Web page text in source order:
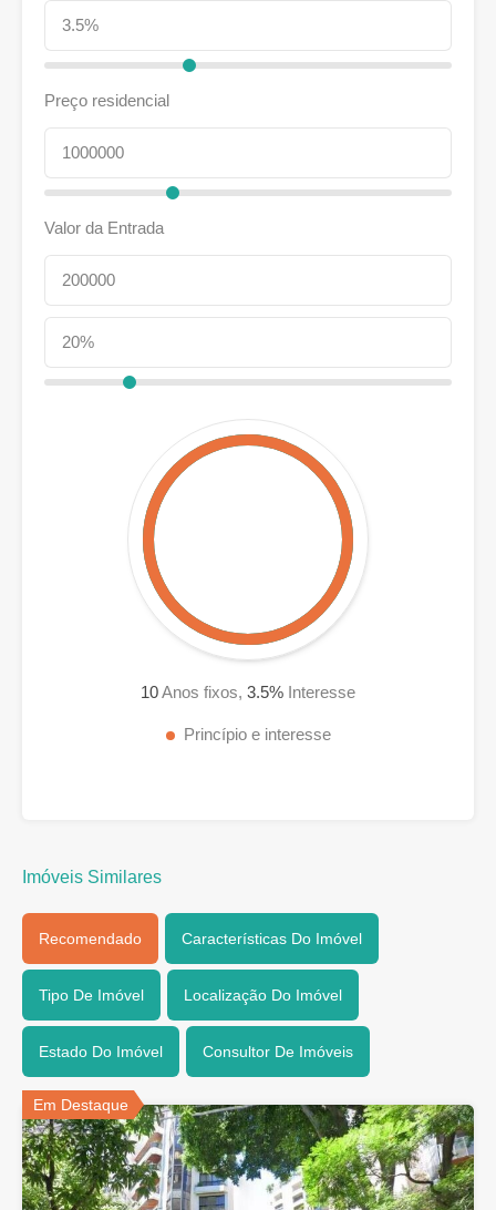
Preço residencial
Valor da Entrada
10Anos fixos, 3.5% Interesse
Princípio e interesse
Imóveis Similares
Recomendado Características Do Imóvel
Tipo De Imóvel Localização Do Imóvel
Estado Do Imóvel Consultor De Imóveis
Em Destaque